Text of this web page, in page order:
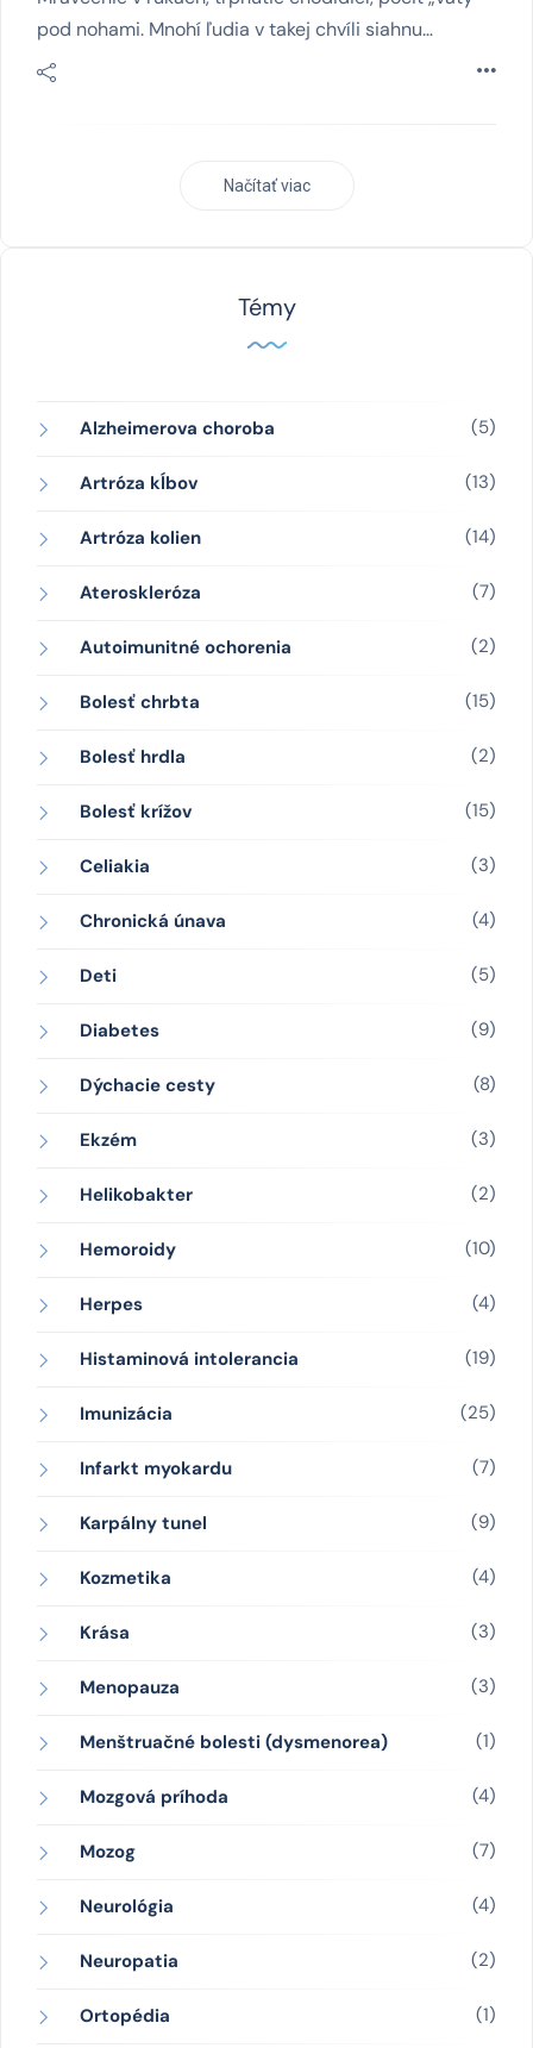
pod nohami. Mnohí ľudia v takej chvíli siahnu…
Načítať viac
Témy
Alzheimerova choroba (5)
Artróza kĺbov (13)
Artróza kolien (14)
Ateroskleróza (7)
Autoimunitné ochorenia (2)
Bolesť chrbta (15)
Bolesť hrdla (2)
Bolesť krížov (15)
Celiakia (3)
Chronická únava (4)
Deti (5)
Diabetes (9)
Dýchacie cesty (8)
Ekzém (3)
Helikobakter (2)
Hemoroidy (10)
Herpes (4)
Histaminová intolerancia (19)
Imunizácia (25)
Infarkt myokardu (7)
Karpálny tunel (9)
Kozmetika (4)
Krása (3)
Menopauza (3)
Menštruačné bolesti (dysmenorea) (1)
Mozgová príhoda (4)
Mozog (7)
Neurológia (4)
Neuropatia (2)
Ortopédia (1)